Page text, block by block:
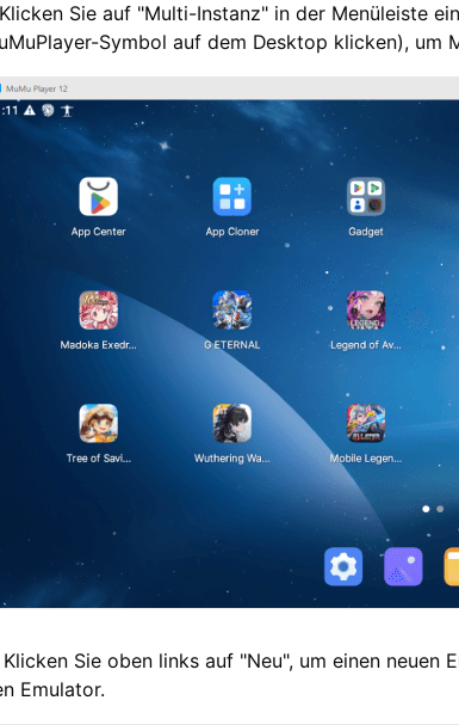
Sie auf "Multi-Instanz" in der Menüleiste
Symbol auf dem Desktop klicken), um
Sie oben links auf "Neu", um einen
Emulator.